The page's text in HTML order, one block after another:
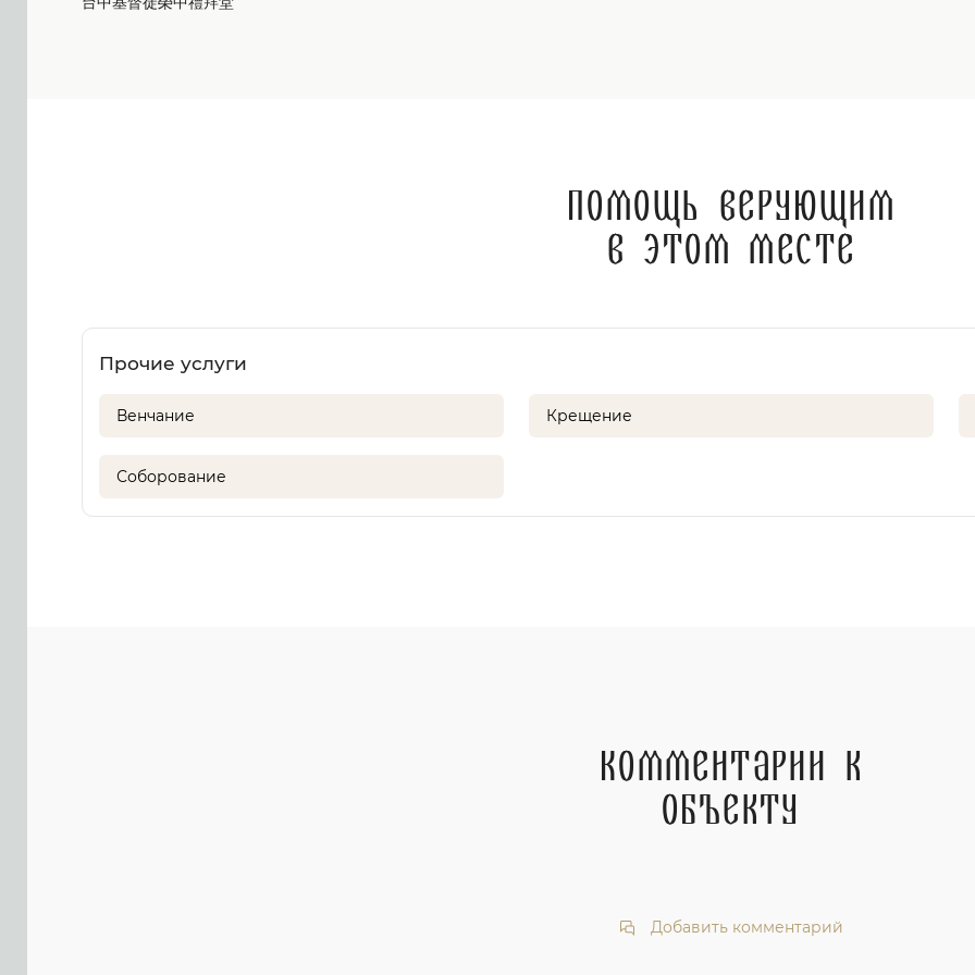
Помощь верующим
в этом месте
Прочие услуги
Венчание Крещение
Соборование
Комментарии к
объекту
Добавить комментарий